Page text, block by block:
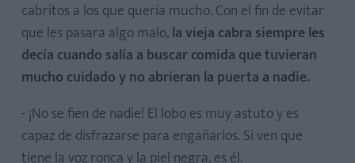
cabritos a los que quería mucho. Con el fin de evitar
que les pasara algo malo,la vieja cabra siempre les
decía cuando salía a buscar comida que tuvieran
mucho cuidado y no abrieran la puerta a nadie.
- ¡No se fien de nadie! El lobo es muy astuto y es
capaz de disfrazarse para engañarlos. Si ven que
tiene la voz ronca y la piel negra, es él.